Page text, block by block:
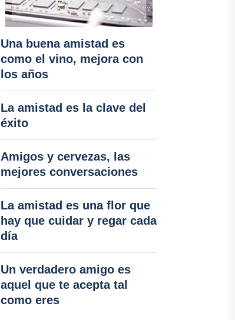
Una buena amistad es
como el vino, mejora con
los años
La amistad es la clave del
éxito
Amigos y cervezas, las
mejores conversaciones
La amistad es una flor que
hay que cuidar y regar cada
día
Un verdadero amigo es
aquel que te acepta tal
como eres